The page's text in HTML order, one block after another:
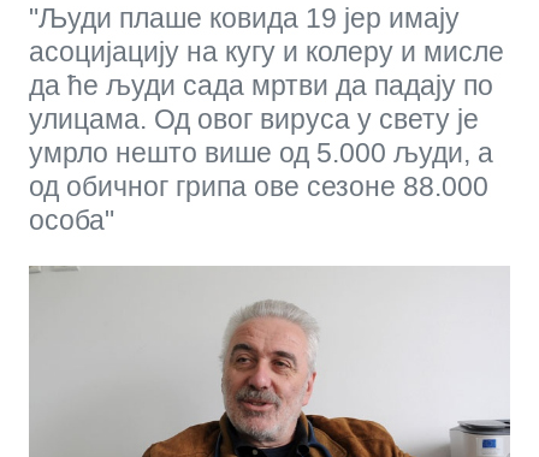
"Људи плаше ковида 19 јер имају
асоцијацију на кугу и колеру и мисле
да ће људи сада мртви да падају по
улицама. Од овог вируса у свету је
умрло нешто више од 5.000 људи, а
од обичног грипа ове сезоне 88.000
особа"